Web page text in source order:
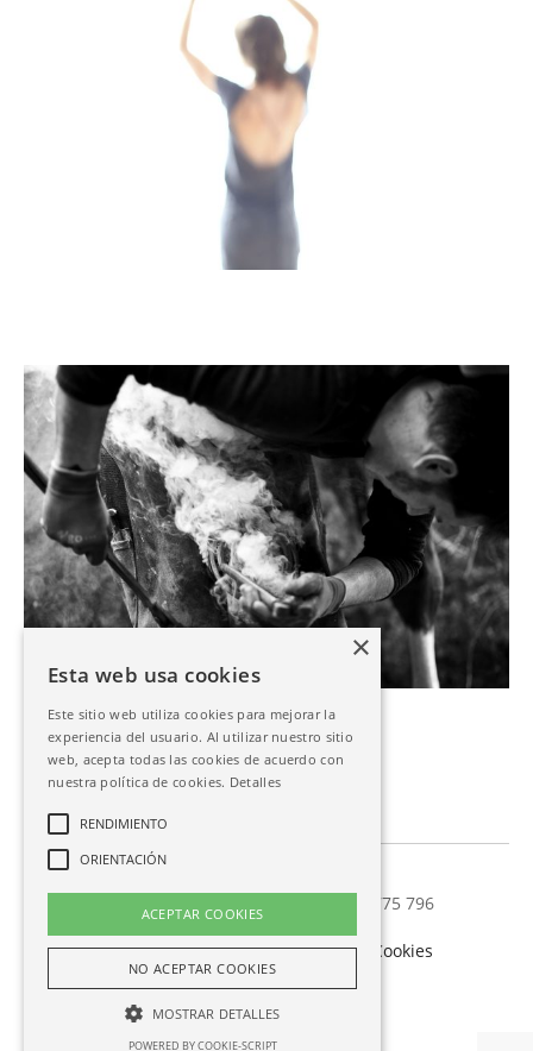
656 775 796
Política de Privacidad-Política de Cookies
Desarrollado por
Esta web usa cookies
Este sitio web utiliza cookies para mejorar la
experiencia del usuario. Al utilizar nuestro sitio
web, acepta todas las cookies de acuerdo con
nuestra política de cookies. Detalles
RENDIMIENTO
ORIENTACIÓN
ACEPTAR COOKIES
NO ACEPTAR COOKIES
MOSTRAR DETALLES
POWERED BY COOKIE-SCRIPT
×